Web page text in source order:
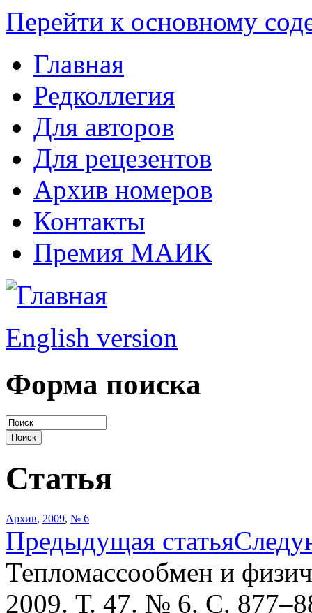
Перейти к основному
Главная
Редколлегия
Для авторов
Для рецезентов
Архив номеров
Контакты
Премия МАИК
English version
Форма поиска
Статья
Архив, 2009, № 6
Предыдущая статья
Тепломассообмен и
2009. Т. 47. № 6. С.